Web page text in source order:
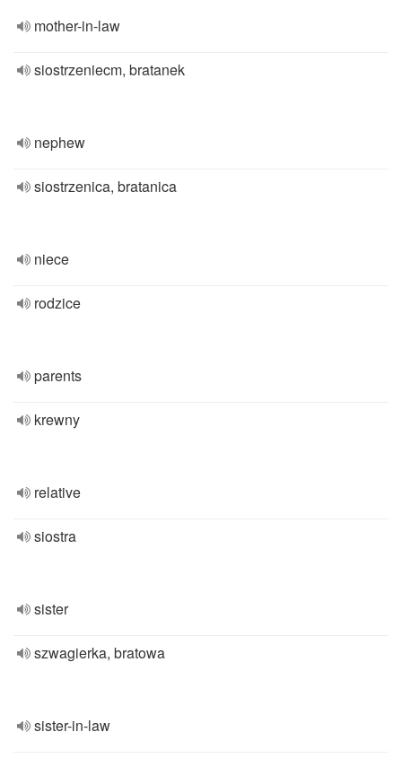
mother-in-law
siostrzeniecm, bratanek
nephew
siostrzenica, bratanica
niece
rodzice
parents
krewny
relative
siostra
sister
szwagierka, bratowa
sister-in-law